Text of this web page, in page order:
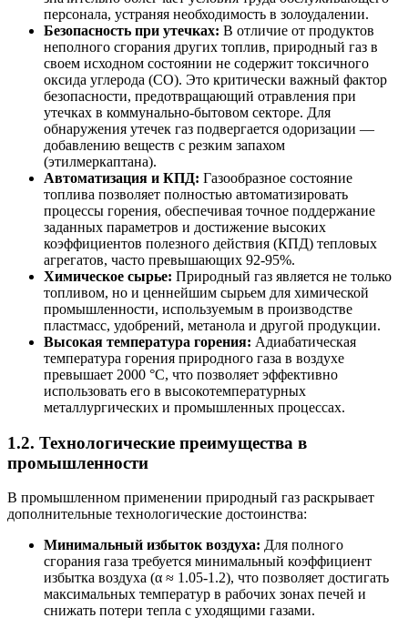
персонала, устраняя необходимость в золоудалении.
Безопасность при утечках: В отличие от продуктов
неполного сгорания других топлив, природный газ в
своем исходном состоянии не содержит токсичного
оксида углерода (CO). Это критически важный фактор
безопасности, предотвращающий отравления при
утечках в коммунально-бытовом секторе. Для
обнаружения утечек газ подвергается одоризации —
добавлению веществ с резким запахом
(этилмеркаптана).
Автоматизация и КПД: Газообразное состояние
топлива позволяет полностью автоматизировать
процессы горения, обеспечивая точное поддержание
заданных параметров и достижение высоких
коэффициентов полезного действия (КПД) тепловых
агрегатов, часто превышающих 92-95%.
Химическое сырье: Природный газ является не только
топливом, но и ценнейшим сырьем для химической
промышленности, используемым в производстве
пластмасс, удобрений, метанола и другой продукции.
Высокая температура горения: Адиабатическая
температура горения природного газа в воздухе
превышает 2000 °С, что позволяет эффективно
использовать его в высокотемпературных
металлургических и промышленных процессах.
1.2. Технологические преимущества в
промышленности
В промышленном применении природный газ раскрывает
дополнительные технологические достоинства:
Минимальный избыток воздуха: Для полного
сгорания газа требуется минимальный коэффициент
избытка воздуха (α ≈ 1.05-1.2), что позволяет достигать
максимальных температур в рабочих зонах печей и
снижать потери тепла с уходящими газами.